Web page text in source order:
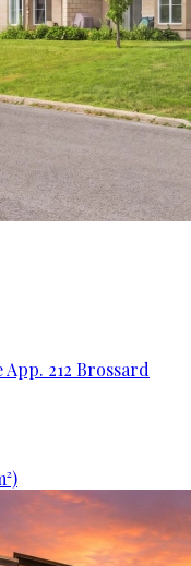
App. 212 Brossard